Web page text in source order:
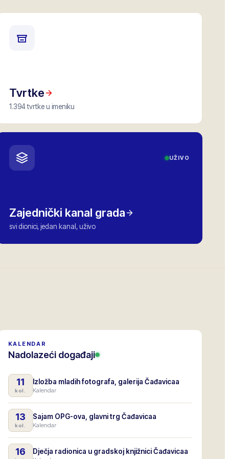
Tvrtke
1.394 tvrtke u imeniku
UŽIVO
Zajednički kanal grada
svi dionici, jedan kanal, uživo
KALENDAR
Nadolazeći događaji
11
kol.
Izložba mladih fotografa, galerija Čađavicaa
Kalendar
13
kol.
Sajam OPG-ova, glavni trg Čađavicaa
Kalendar
16 Dječja radionica u gradskoj knjižnici Čađavicaa